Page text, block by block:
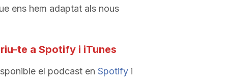
ens hem adaptat als nous
te a Spotify i iTunes
el podcast en Spotifyi